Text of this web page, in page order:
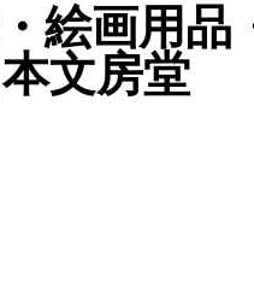
絵画用
文房堂